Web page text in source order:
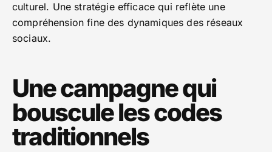
culturel. Une stratégie efficace qui reflète une
compréhension fine des dynamiques des réseaux
sociaux.
Une campagne qui
bouscule les codes
traditionnels